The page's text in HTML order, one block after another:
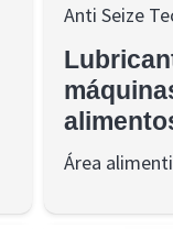
Anti Seize
Área